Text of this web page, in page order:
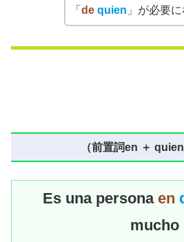
「 de quien 」が必要
（前置詞en ＋ quien
Es una persona en
mucho